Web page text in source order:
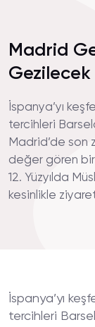
Madrid
Gezilecek
İspanya’yı
tercihleri
Madrid’de son
değer gören
12. Yüzyılda
kesinlikle
İspanya’yı
tercihleri